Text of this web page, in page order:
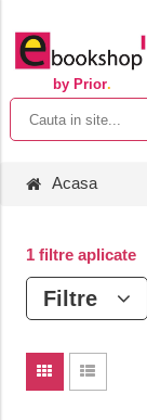
by Prior.
Acasa
1 filtre aplicate
Filtre